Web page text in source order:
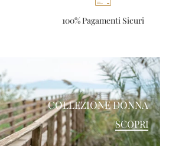
100% Pagamenti Sicuri
COLLEZIONE DONNA
SCOPRI